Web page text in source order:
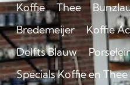
Koffie Thee
Bredemeijer
Koffie
Delfts Blauw
Specials Koffie en Thee